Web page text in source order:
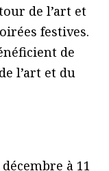
de l’art et
festives.
de
l’art et du
à 11